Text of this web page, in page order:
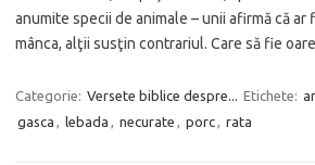
anumite specii de animale – unii afirmă că ar
mânca, alţii susţin contrariul. Care să fie
Categorie: Versete biblice despre... Etichete:
gasca
lebada necurate porc rata